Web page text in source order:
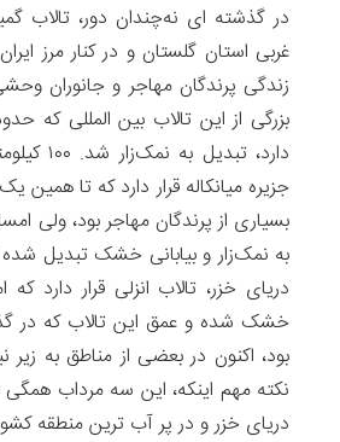
در گذشته ای نه‌چندان دور، تالاب‌
غربی استان گلستان و در کنار مرز
زندگی پرندگان مهاجر و جانوران
دارد،
جزیره میانکاله قرار دارد که تا
بسیاری از پرندگان مهاجر بود، ولی
به نمک‌زار و بیابانی خشک تبدیل
دریای خزر، تالاب انزلی قرار دارد
بود، اکنون در بعضی از مناطق به
نکته مهم اینکه، این سه مرداب همگی
دریای خزر و در پر آب ترین منطقه